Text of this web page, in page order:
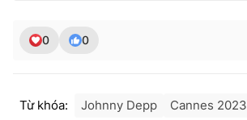
0 0
Từ khóa: Johnny Depp Cannes 2023